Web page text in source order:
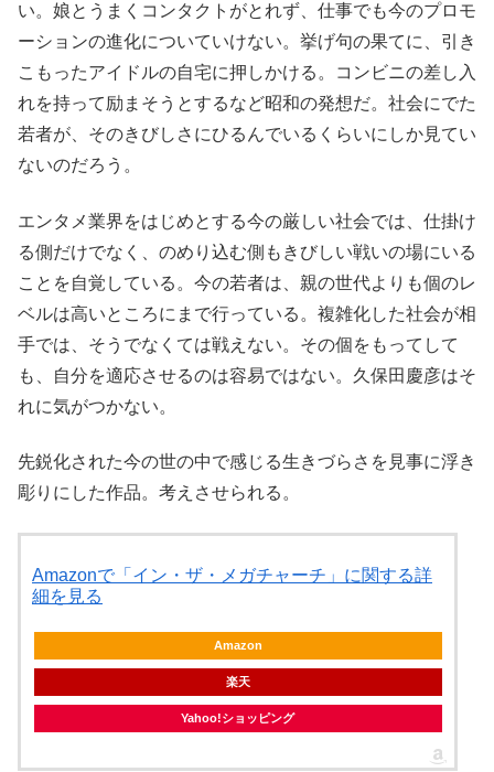
い。娘とうまくコンタクトがとれず、仕事でも今のプロモ
ーションの進化についていけない。挙げ句の果てに、引き
こもったアイドルの自宅に押しかける。コンビニの差し入
れを持って励まそうとするなど昭和の発想だ。社会にでた
若者が、そのきびしさにひるんでいるくらいにしか見てい
ないのだろう。
エンタメ業界をはじめとする今の厳しい社会では、仕掛け
る側だけでなく、のめり込む側もきびしい戦いの場にいる
ことを自覚している。今の若者は、親の世代よりも個のレ
ベルは高いところにまで行っている。複雑化した社会が相
手では、そうでなくては戦えない。その個をもってして
も、自分を適応させるのは容易ではない。久保田慶彦はそ
れに気がつかない。
先鋭化された今の世の中で感じる生きづらさを見事に浮き
彫りにした作品。考えさせられる。
Amazonで「イン・ザ・メガチャーチ」に関する詳
細を見る
Amazon
楽天
Yahoo!ショッピング